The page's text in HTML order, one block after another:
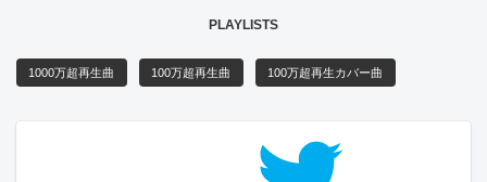
PLAYLISTS
1000万超再生曲 100万超再生曲 100万超再生カバー曲